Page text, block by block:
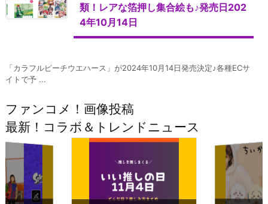
類！レアな箔押し集合絵も♪発売日202
4年10月14日
「カラフルピーチウエハース」が2024年10月14日発売決定♪各種ECサ
イトで予 ...
ファンコメ！画像投稿
最新！コラボ＆トレンドニュース